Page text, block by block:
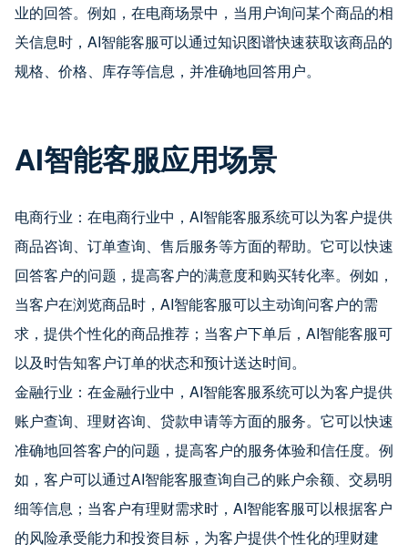
业的回答。例如，在电商场景中，当用户询问某个商品的相
关信息时，AI智能客服可以通过知识图谱快速获取该商品的
规格、价格、库存等信息，并准确地回答用户。
AI智能客服应用场景
电商行业：在电商行业中，AI智能客服系统可以为客户提供
商品咨询、订单查询、售后服务等方面的帮助。它可以快速
回答客户的问题，提高客户的满意度和购买转化率。例如，
当客户在浏览商品时，AI智能客服可以主动询问客户的需
求，提供个性化的商品推荐；当客户下单后，AI智能客服可
以及时告知客户订单的状态和预计送达时间。
金融行业：在金融行业中，AI智能客服系统可以为客户提供
账户查询、理财咨询、贷款申请等方面的服务。它可以快速
准确地回答客户的问题，提高客户的服务体验和信任度。例
如，客户可以通过AI智能客服查询自己的账户余额、交易明
细等信息；当客户有理财需求时，AI智能客服可以根据客户
的风险承受能力和投资目标，为客户提供个性化的理财建